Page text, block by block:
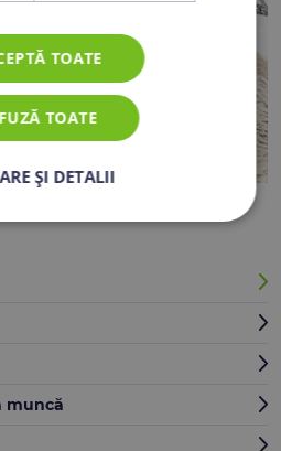
muncă
TOATE
TOATE
ȘI DETALII